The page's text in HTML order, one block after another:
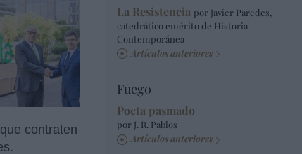
contraten
La Resistencia por Javier Paredes,
catedrático emérito de Historia
Contemporánea
Artículos anteriores
Fuego
Poeta pasmado
por J. R. Pablos
Artículos anteriores